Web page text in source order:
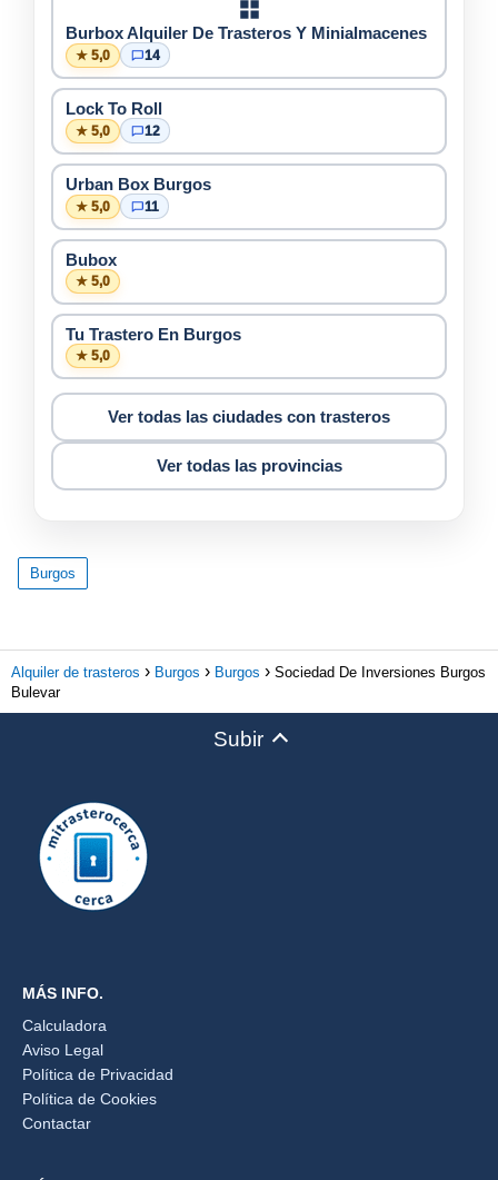
Burbox Alquiler De Trasteros Y Minialmacenes
★ 5,0 14
Lock To Roll
★ 5,0 12
Urban Box Burgos
★ 5,0 11
Bubox
★ 5,0
Tu Trastero En Burgos
★ 5,0
Ver todas las ciudades con trasteros
Ver todas las provincias
Burgos
Alquiler de trasteros Burgos Burgos
Sociedad De Inversiones Burgos
Bulevar
Subir
MÁS INFO.
Calculadora
Aviso Legal
Política de Privacidad
Política de Cookies
Contactar